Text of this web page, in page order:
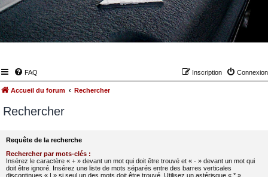
FAQ Connexion
Inscription
Accueil du forum Rechercher
Rechercher
Requête de la recherche
Rechercher par mots-clés :
Insérez le caractère « + » devant un mot qui doit être trouvé et « - » devant un mot qui
doit être ignoré. Insérez une liste de mots séparés entre des barres verticales
discontinues « | » si seul un des mots doit être trouvé. Utilisez un astérisque « * »